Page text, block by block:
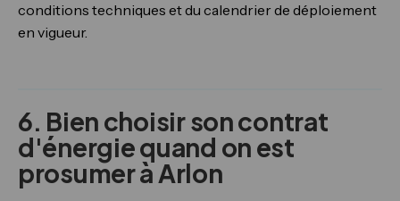
conditions techniques et du calendrier de déploiement
en vigueur.
6. Bien choisir son contrat
d'énergie quand on est
prosumer à Arlon